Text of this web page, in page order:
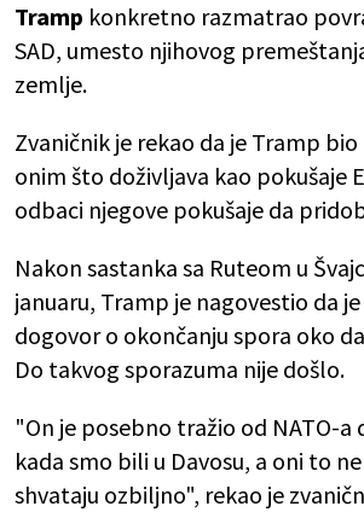
Tramp konkretno razmatrao
SAD, umesto njihovog
zemlje.
Zvaničnik je rekao da je Tramp
onim što doživljava kao pokušaje
odbaci njegove pokušaje da
Nakon sastanka sa Ruteom u
januaru, Tramp je nagovestio da
dogovor o okončanju spora oko
Do takvog sporazuma nije došlo.
"On je posebno tražio od NATO-a
kada smo bili u Davosu, a oni to
shvataju ozbiljno", rekao je